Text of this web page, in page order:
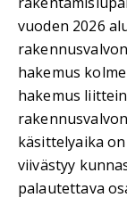
vuoden 2026
hakemus
hakemus
käsittelyaika
viivästyy
palautettava